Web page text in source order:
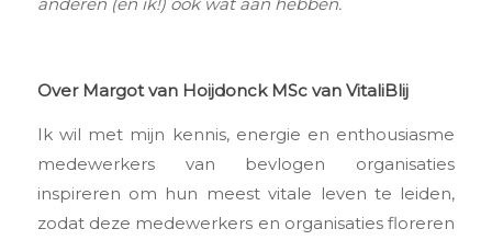
Over Margot van Hoijdonck MSc van VitaliBlij
Ik wil met mijn kennis, energie en enthousiasme
medewerkers van bevlogen organisaties
inspireren om hun meest vitale leven te leiden,
zodat deze medewerkers en organisaties floreren